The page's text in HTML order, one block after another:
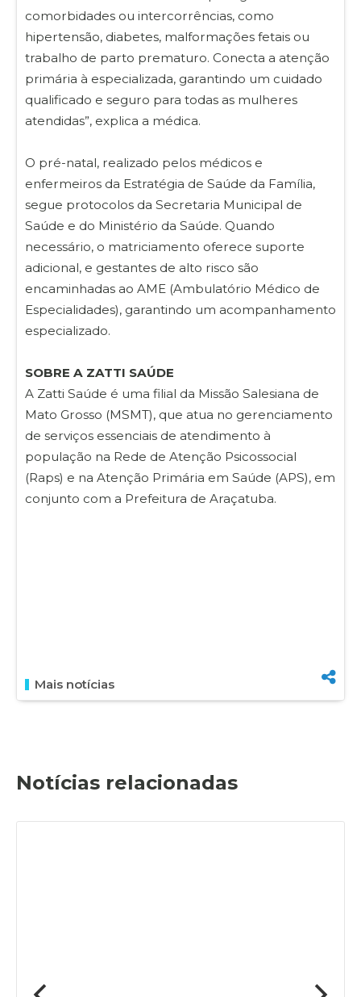
comorbidades ou intercorrências, como
hipertensão, diabetes, malformações fetais ou
trabalho de parto prematuro. Conecta a atenção
primária à especializada, garantindo um cuidado
qualificado e seguro para todas as mulheres
atendidas”, explica a médica.
O pré-natal, realizado pelos médicos e
enfermeiros da Estratégia de Saúde da Família,
segue protocolos da Secretaria Municipal de
Saúde e do Ministério da Saúde. Quando
necessário, o matriciamento oferece suporte
adicional, e gestantes de alto risco são
encaminhadas ao AME (Ambulatório Médico de
Especialidades), garantindo um acompanhamento
especializado.
SOBRE A ZATTI SAÚDE
A Zatti Saúde é uma filial da Missão Salesiana de
Mato Grosso (MSMT), que atua no gerenciamento
de serviços essenciais de atendimento à
população na Rede de Atenção Psicossocial
(Raps) e na Atenção Primária em Saúde (APS), em
conjunto com a Prefeitura de Araçatuba.
Mais notícias
Notícias relacionadas